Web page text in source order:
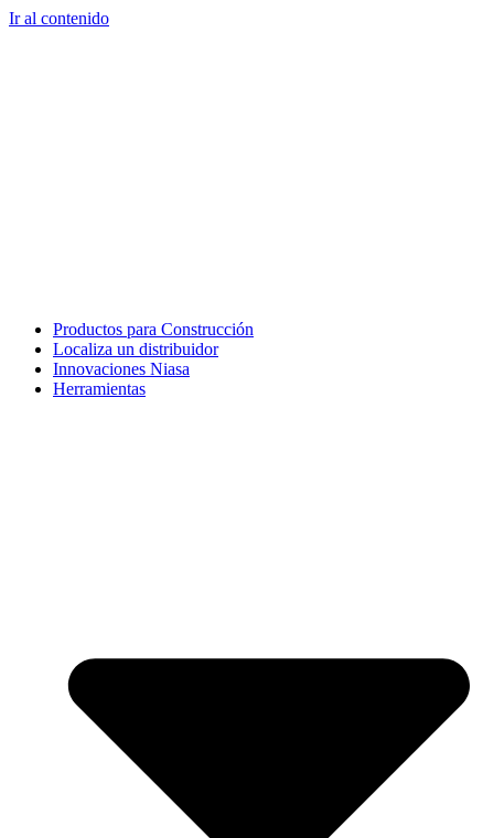
Ir al contenido
Productos para Construcción
Localiza un distribuidor
Innovaciones Niasa
Herramientas